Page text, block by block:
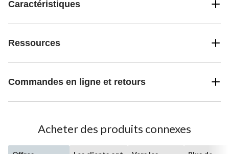
Caractéristiques
Ressources
Commandes en ligne et retours
Acheter des produits connexes